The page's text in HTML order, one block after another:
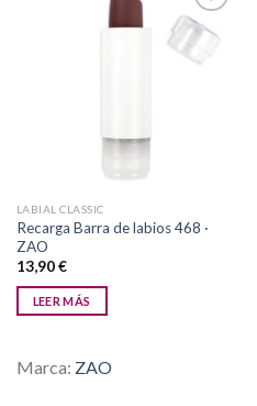
Añadir
LABIAL CLASSIC
Recarga Barra de labios 468 ·
ZAO
13,90€
LEER MÁS
Marca: ZAO